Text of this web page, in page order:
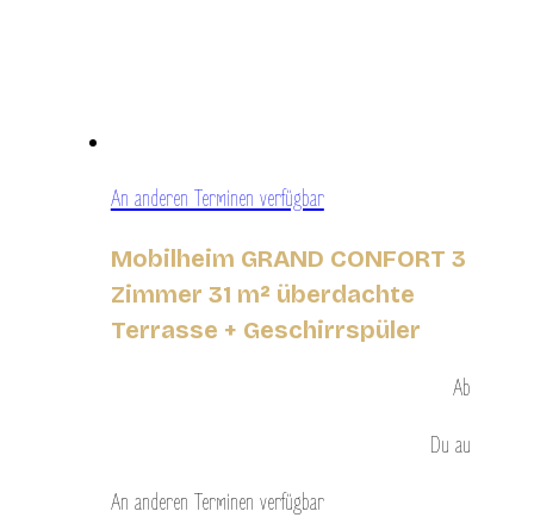
An anderen Terminen verfügbar
Mobilheim GRAND CONFORT 3
Zimmer 31 m² überdachte
Terrasse + Geschirrspüler
Ab
Duau
An anderen Terminen verfügbar